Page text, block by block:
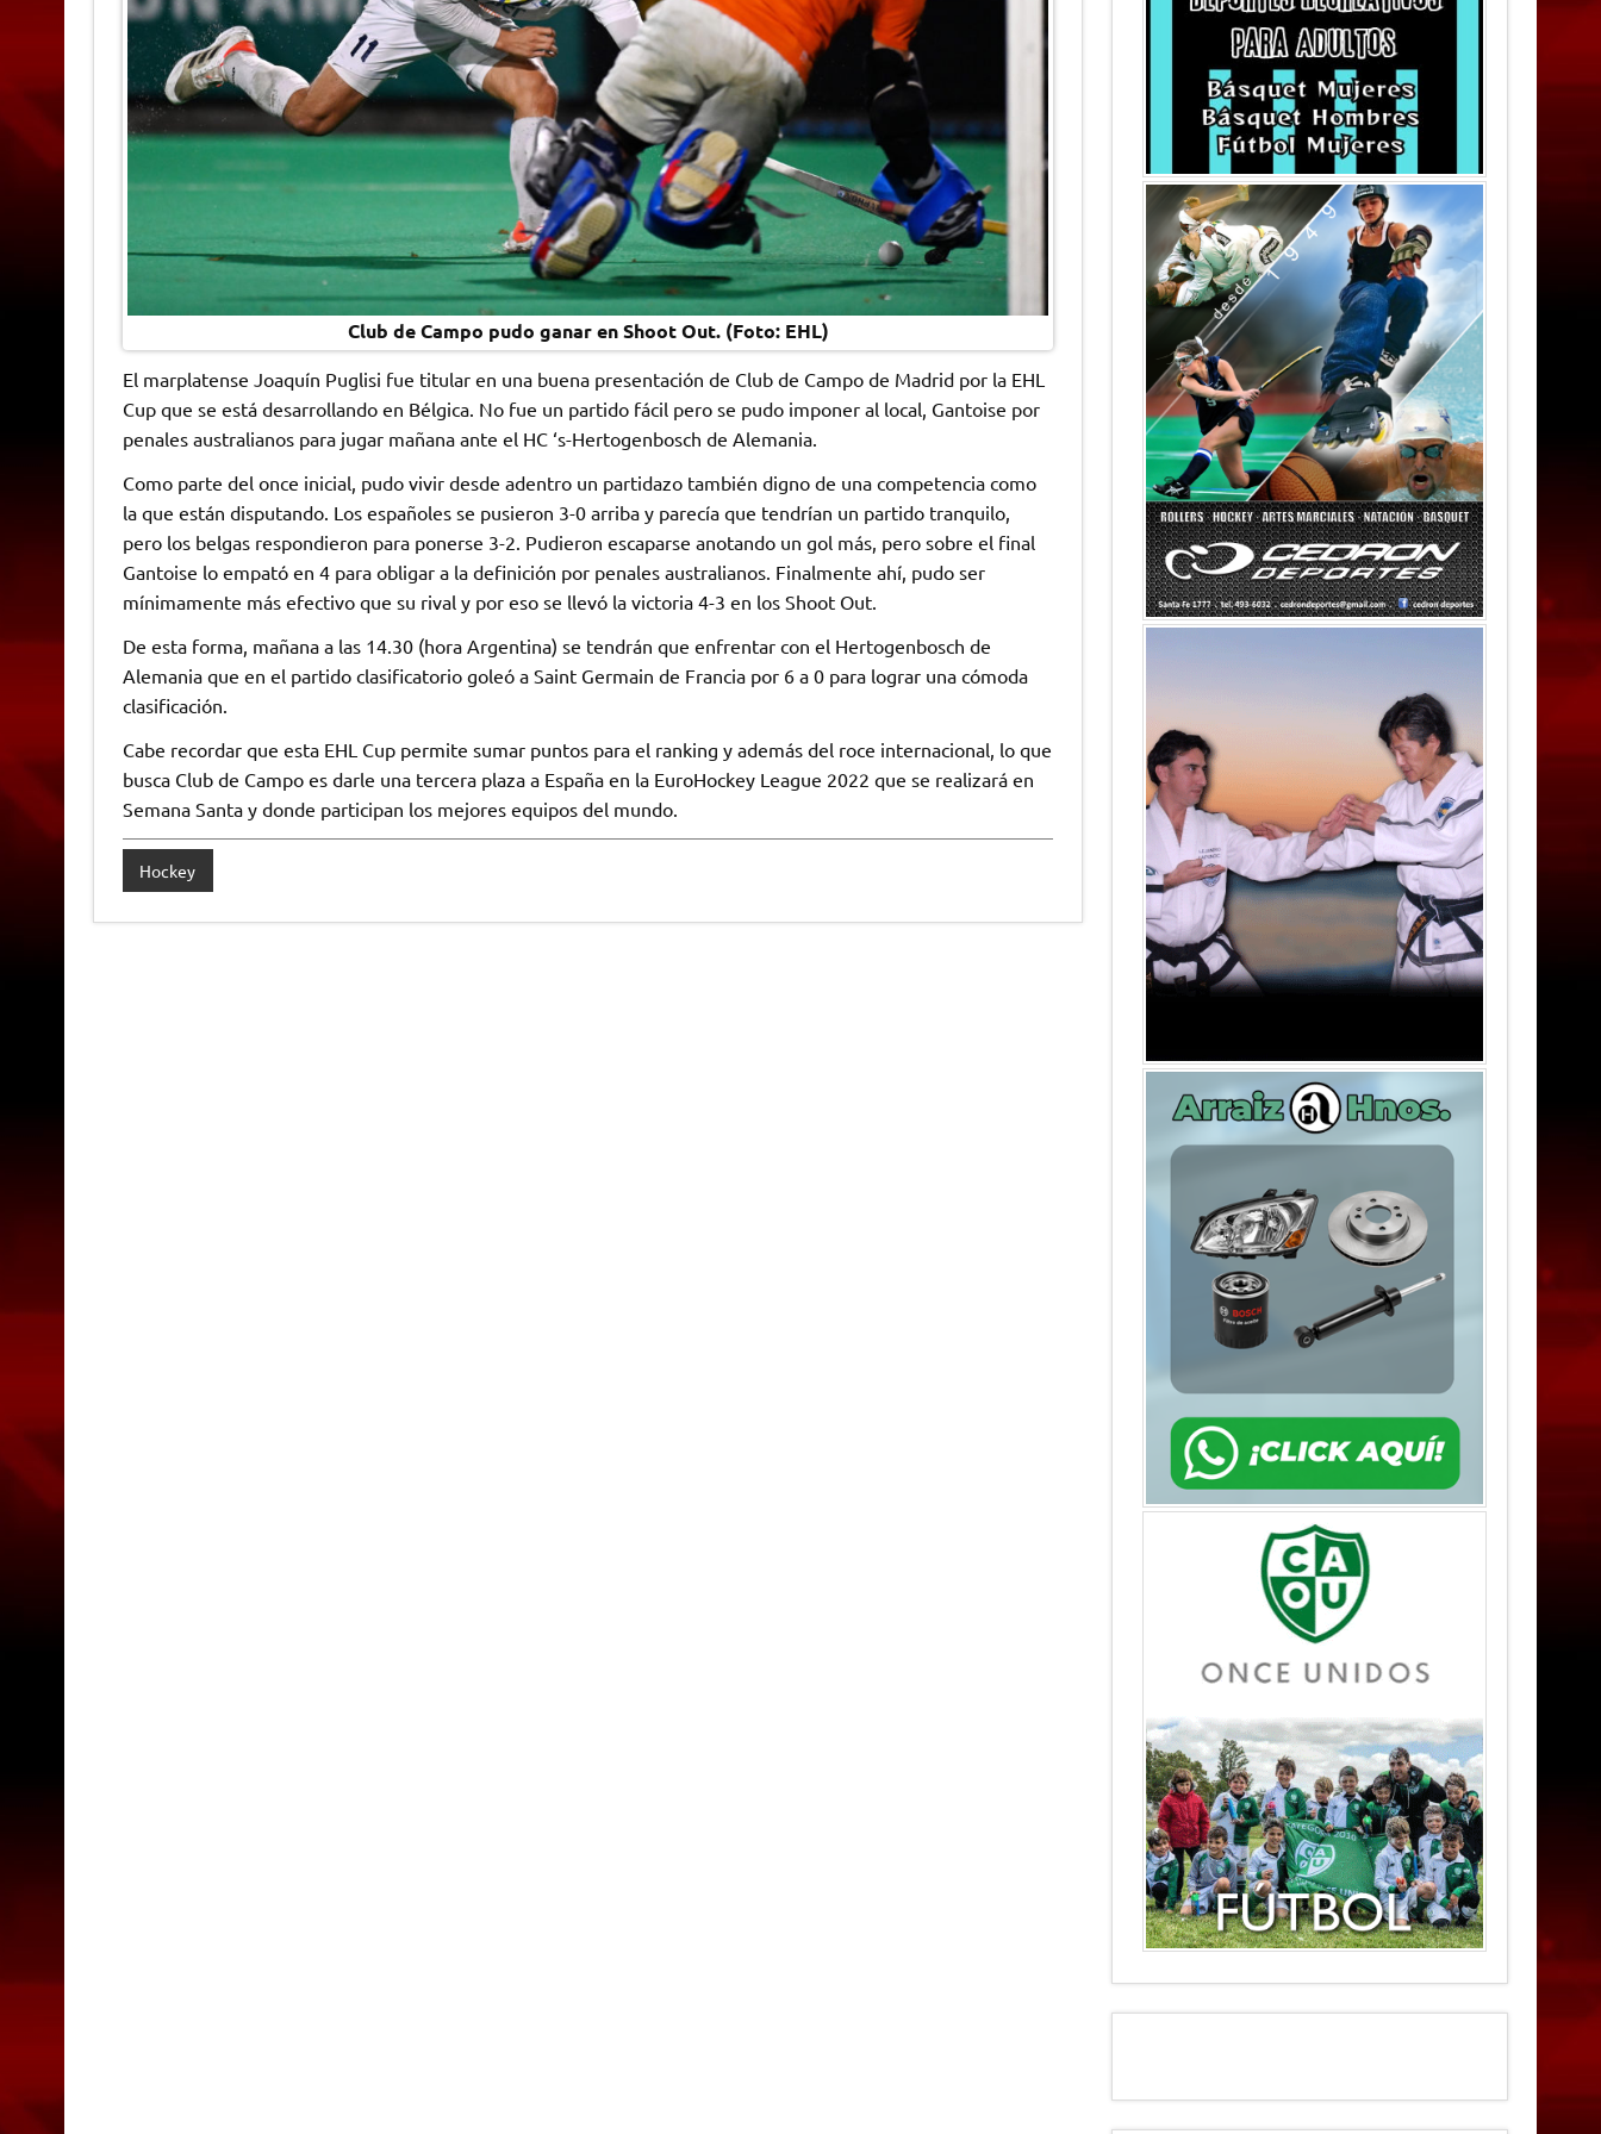
Club de Campo pudo ganar en Shoot Out. (Foto: EHL)
El marplatense Joaquín Puglisi fue titular en una buena presentación de Club de Campo de Madrid por la EHL
Cup que se está desarrollando en Bélgica. No fue un partido fácil pero se pudo imponer al local, Gantoise por
penales australianos para jugar mañana ante el HC ‘s-Hertogenbosch de Alemania.
Como parte del once inicial, pudo vivir desde adentro un partidazo también digno de una competencia como
la que están disputando. Los españoles se pusieron 3-0 arriba y parecía que tendrían un partido tranquilo,
pero los belgas respondieron para ponerse 3-2. Pudieron escaparse anotando un gol más, pero sobre el final
Gantoise lo empató en 4 para obligar a la definición por penales australianos. Finalmente ahí, pudo ser
mínimamente más efectivo que su rival y por eso se llevó la victoria 4-3 en los Shoot Out.
De esta forma, mañana a las 14.30 (hora Argentina) se tendrán que enfrentar con el Hertogenbosch de
Alemania que en el partido clasificatorio goleó a Saint Germain de Francia por 6 a 0 para lograr una cómoda
clasificación.
Cabe recordar que esta EHL Cup permite sumar puntos para el ranking y además del roce internacional, lo que
busca Club de Campo es darle una tercera plaza a España en la EuroHockey League 2022 que se realizará en
Semana Santa y donde participan los mejores equipos del mundo.
Hockey